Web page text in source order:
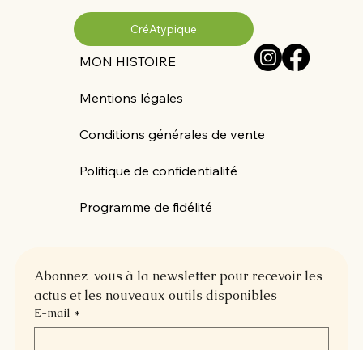
MON HISTOIRE
Mentions légales
Conditions générales de vente
Politique de confidentialité
Programme de fidélité
CréAtypique
Abonnez-vous à la newsletter pour recevoir les
actus et les nouveaux outils disponibles
E-mail *